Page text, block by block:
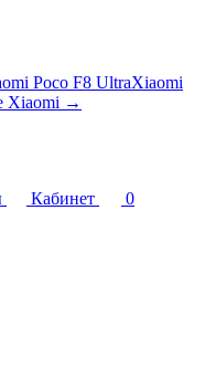
Poco F8 UltraXiaomi
Xiaomi →
Кабинет
0